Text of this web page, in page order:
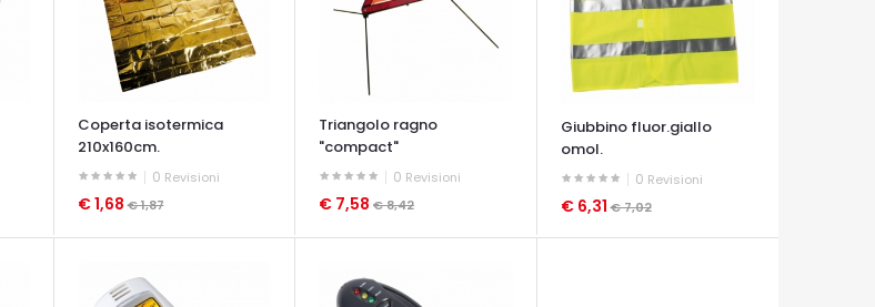
Coperta isotermica
210x160cm.
0 Revisioni
€ 1,68€ 1,87
Triangolo ragno
"compact"
0 Revisioni
€ 7,58 € 8,42
Giubbino fluor.giallo
omol.
0 Revisioni
€ 6,31€ 7,02
OCCHIATA VELOCE